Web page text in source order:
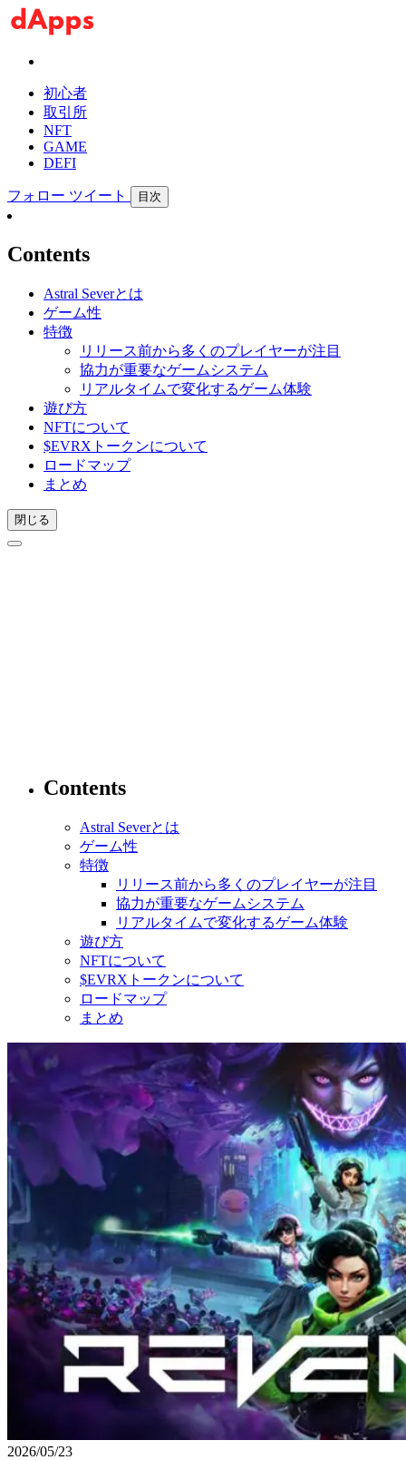
初心者
取引所
NFT
GAME
DEFI
フォロー ツイート 目次
Contents
Astral Severとは
ゲーム性
特徴
リリース前から多くのプレイヤーが注目
協力が重要なゲームシステム
リアルタイムで変化するゲーム体験
遊び方
NFTについて
$EVRXトークンについて
ロードマップ
まとめ
閉じる
Contents
Astral Severとは
ゲーム性
特徴
リリース前から多くのプレイヤーが注目
協力が重要なゲームシステム
リアルタイムで変化するゲーム体験
遊び方
NFTについて
$EVRXトークンについて
ロードマップ
まとめ
2026/05/23